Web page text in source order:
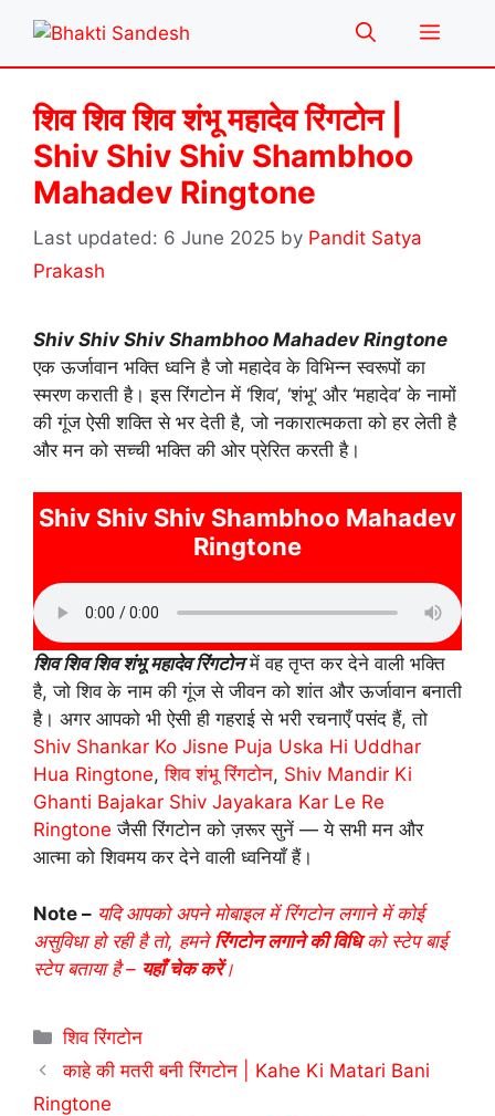
content
Menu
शिव शिव शिव शंभू महादेव रिंगटोन |
Shiv Shiv Shiv Shambhoo
Mahadev Ringtone
6 June 2025 by Pandit Satya
Prakash
Shiv Shiv Shiv Shambhoo Mahadev Ringtone
एक ऊर्जावान भक्ति ध्वनि है जो महादेव के विभिन्न स्वरूपों का
स्मरण कराती है। इस रिंगटोन में ‘शिव’, ‘शंभू’ और ‘महादेव’ के नामों
की गूंज ऐसी शक्ति से भर देती है, जो नकारात्मकता को हर लेती है
और मन को सच्ची भक्ति की ओर प्रेरित करती है।
Shiv Shiv Shiv Shambhoo Mahadev
Ringtone
शिव शिव शिव शंभू महादेव रिंगटोनमें वह तृप्त कर देने वाली भक्ति
है, जो शिव के नाम की गूंज से जीवन को शांत और ऊर्जावान बनाती
है। अगर आपको भी ऐसी ही गहराई से भरी रचनाएँ पसंद हैं, तो
Shiv Shankar Ko Jisne Puja Uska Hi Uddhar
Hua Ringtone,शिव शंभू रिंगटोन, Shiv Mandir Ki
Ghanti Bajakar Shiv Jayakara Kar Le Re
Ringtone जैसी रिंगटोन को ज़रूर सुनें — ये सभी मन और
आत्मा को शिवमय कर देने वाली ध्वनियाँ हैं।
Note – यदि आपको अपने मोबाइल में रिंगटोन लगाने में कोई
असुविधा हो रही है तो, हमनेरिंगटोन लगाने की विधिको स्टेप बाई
स्टेप बताया है – यहाँ चेक करें।
Categories
शिव रिंगटोन
काहे की मतरी बनी रिंगटोन | Kahe Ki Matari Bani
Ringtone